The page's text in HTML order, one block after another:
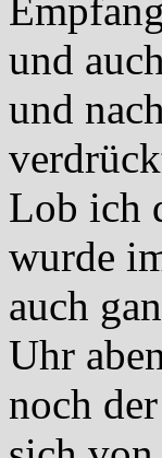
und
und
Lob ich
wurde
auch
Uhr
noch